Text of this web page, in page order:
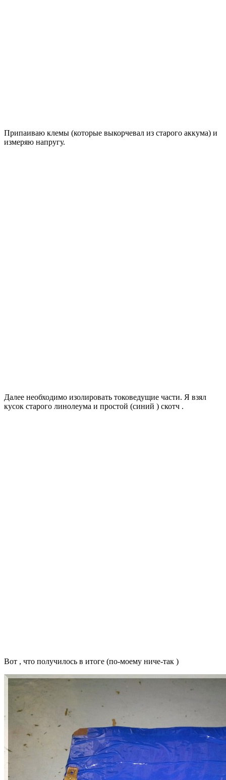
Припаиваю клемы (которые выкорчевал из старого аккума) и
измеряю напругу.
Далее необходимо изолировать токоведущие части. Я взял
кусок старого линолеума и простой (синий ) скотч .
Вот , что получилось в итоге (по-моему ниче-так )